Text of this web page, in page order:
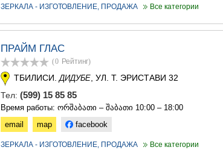
ЗЕРКАЛА - ИЗГОТОВЛЕНИЕ, ПРОДАЖА Все категории
ПРАЙМ ГЛАС
(0 Рейтинг)
ТБИЛИСИ. ДИДУБЕ , УЛ. Т. ЭРИСТАВИ 32
Тел: (599) 15 85 85
Время работы: ორშაბათი – შაბათი 10:00 – 18:00
email
map facebook
ЗЕРКАЛА - ИЗГОТОВЛЕНИЕ, ПРОДАЖА Все категории